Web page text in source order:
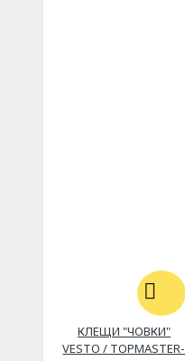
КЛЕЩИ "ЧОВКИ"
VESTO / TOPMASTER-